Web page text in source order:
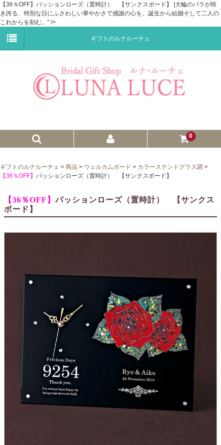
【36％OFF】パッションローズ（置時計） 【サンクスボード】 |大輪のバラが咲
き誇る、特別な日にふさわしい華やかさで感謝の心を。誕生から結婚そして二人の
これからを刻む。" />
ギフトのルナルーチェ
0
プチギフト
ウェイトドール
子育て卒業証書
ペーパーアイテム
カタログギフト
ブライダルバッグ
演出用品
ギフトのルナルーチェ > 商品 > ウェルカムボード > カラーステンドグラス調 >
【36％OFF】 パッションローズ（置時計） 【サンクスボード】
【36％OFF】パッションローズ（置時計） 【サンクス
ボード】